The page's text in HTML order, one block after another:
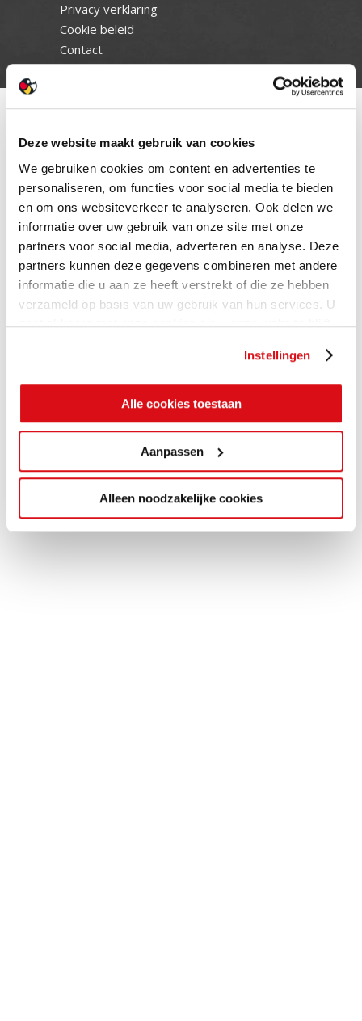
Deze website maakt gebruik van cookies
We gebruiken cookies om content en advertenties te
personaliseren, om functies voor social media te bieden
en om ons websiteverkeer te analyseren. Ook delen we
informatie over uw gebruik van onze site met onze
partners voor social media, adverteren en analyse. Deze
partners kunnen deze gegevens combineren met andere
informatie die u aan ze heeft verstrekt of die ze hebben
verzameld op basis van uw gebruik van hun services. U
gaat akkoord met onze cookies als u onze website blijft
Instellingen
Alle cookies toestaan
Aanpassen
Alleen noodzakelijke cookies
Privacy verklaring
Cookie beleid
Contact